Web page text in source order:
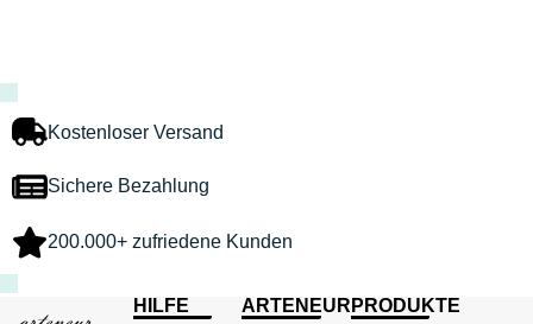
Kostenloser Versand
Sichere Bezahlung
200.000+ zufriedene Kunden
HILFE
ARTENEUR PRODUKTE